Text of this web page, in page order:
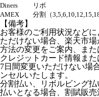
Diners
リボ
AMEX
分割（
【備考】
お客様のご利用状況など
ただけない場合、楽天市
方法の変更をご案内、また
クレジットカード情報ま
7日間変更いただけない場
ンセルいたします。
分割払い、リボルビング
払いとなる場合、割賦販売